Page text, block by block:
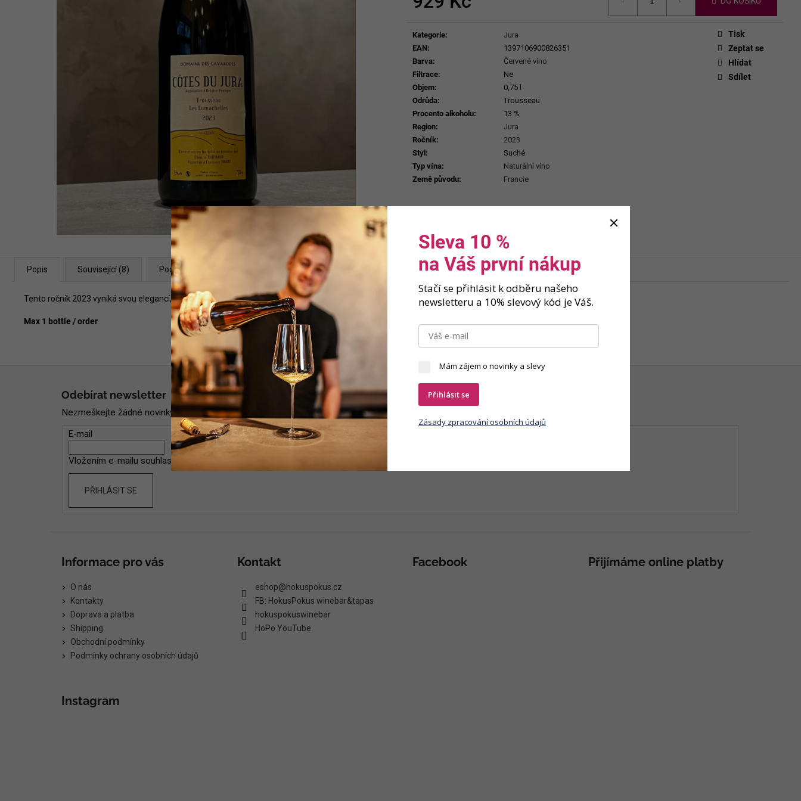
Kategorie:
Jura
EAN:
1397106900826351
Barva:
Červené víno
Filtrace:
Ne
Objem:
0,75 l
Odrůda:
Trousseau
Procento alkoholu:
13 %
Region:
Jura
Ročník:
2023
Styl:
Suché
Typ vína:
Naturální víno
Země původu: Francie
Tisk
Zeptat se
Hlídat
Sdílet
Popis Související (8) Podobné (8) Značka
Tento ročník 2023 vyniká svou elegancí, svěžestí a komplexní chutí s jemnými tóny červeného ovoce a koření.
Max 1 bottle / order
Odebírat newsletter
Nezmeškejte žádné novinky či slevy!
E-mail
Vložením e-mailu souhlasíte s
PŘIHLÁSIT SE
Informace pro vás
O nás
Kontakty
Doprava a platba
Shipping
Obchodní podmínky
Podmínky ochrany osobních údajů
Kontakt
eshop@hokuspokus.cz
FB: HokusPokus winebar&tapas
hokuspokuswinebar
HoPo YouTube
Facebook Přijímáme online platby
Instagram
Sleva 10 %
na Váš první nákup
Stačí se přihlásit k odběru našeho
newsletteru a 10% slevový kód je Váš.
Mám zájem o novinky a slevy
Přihlásit se
Zásady zpracování osobních údajů